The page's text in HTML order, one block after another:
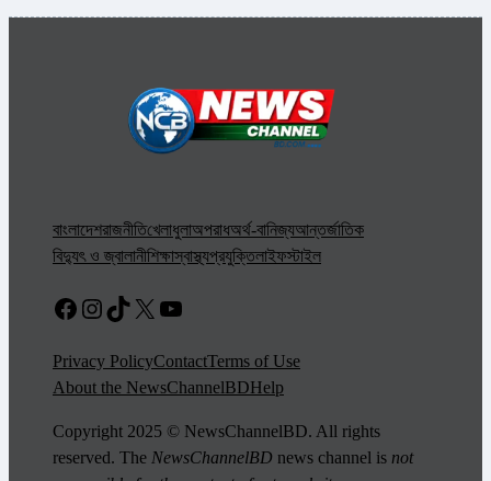
বাংলাদেশরাজনীতিখেলাধুলাঅপরাধঅর্থ-বানিজ্যআন্তর্জাতিক
বিদ্যুৎ ও জ্বালানীশিক্ষাস্বাস্থ্যপ্রযুক্তিলাইফস্টাইল
Facebook
Instagram
TikTok
X YouTube
Privacy PolicyContactTerms of Use
About the NewsChannelBDHelp
Copyright 2025 © NewsChannelBD. All rights
reserved. The NewsChannelBD news channel is not